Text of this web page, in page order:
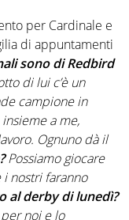
per Cardinale e
di appuntamenti
sono di Redbird
di lui c’è un
campione in
a me,
Ognuno dà il
Possiamo giocare
nostri faranno
al derby di lunedì?
noi e lo